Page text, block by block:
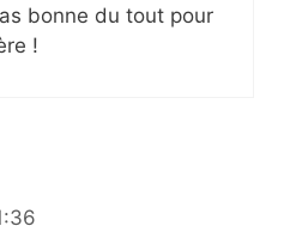
bonne du tout pour
!